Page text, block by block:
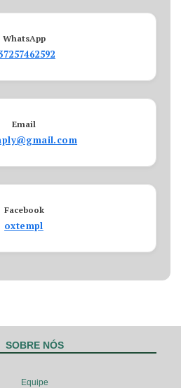
WhatsApp
Email
Facebook
oxtempl
SOBRE NÓS
Equipe